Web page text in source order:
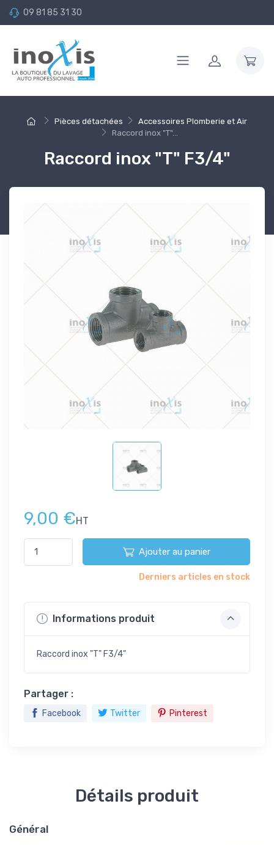
09 81 85 31 30
Pièces détachées
Accessoires Plomberie et Air
Raccord inox "T"...
Raccord inox "T" F3/4"
9,00 €HT
Ajouter au panier
Derniers articles en stock
Informations produit
Raccord inox "T" F3/4"
Partager :
Facebook Twitter Pinterest
Détails produit
Général